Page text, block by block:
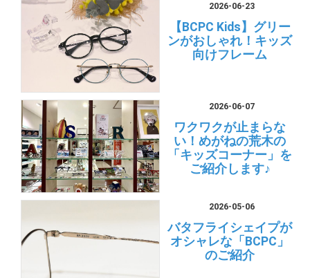
2026-06-23
【BCPC Kids】グリー
ンがおしゃれ！キッズ
向けフレーム
2026-06-07
ワクワクが止まらな
い！めがねの荒木の
「キッズコーナー」を
ご紹介します♪
2026-05-06
バタフライシェイプが
オシャレな「BCPC」
のご紹介